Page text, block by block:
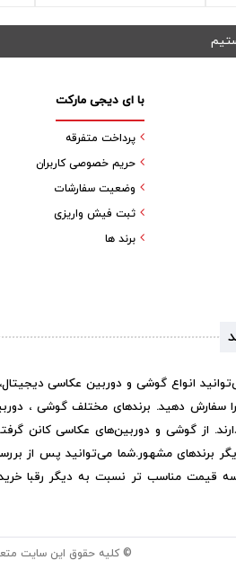
با ای دیجی مارکت
پرداخت متفرقه
حریم خصوصی کاربران
وضعیت سفارشات
ثبت فیش واریزی
برند ها
انواع گوشی و دوربین عکاسی
سفارش دهید. برندهای مختلف گوشی ،
از گوشی و دوربین‌های عکاسی کانن
برندهای مشهور.شما می‌توانید پس از
قیمت مناسب تر نسبت به دیگر رقبا خرید
© کلیه حقوق این سایت